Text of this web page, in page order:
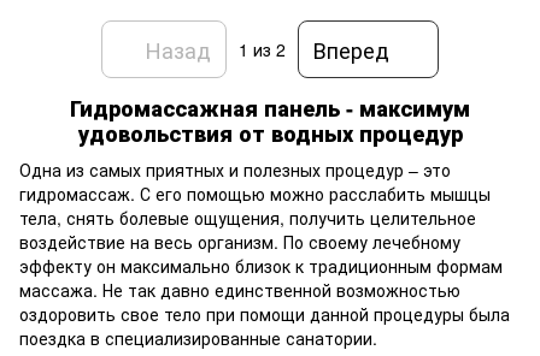
Назад 1 из 2
Вперед
Гидромассажная панель - максимум
удовольствия от водных процедур
Одна из самых приятных и полезных процедур – это
гидромассаж. С его помощью можно расслабить мышцы
тела, снять болевые ощущения, получить целительное
воздействие на весь организм. По своему лечебному
эффекту он максимально близок к традиционным формам
массажа. Не так давно единственной возможностью
оздоровить свое тело при помощи данной процедуры была
поездка в специализированные санатории.